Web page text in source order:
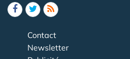
Contact
Newsletter